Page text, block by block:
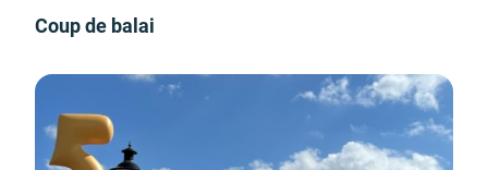
Coup de balai